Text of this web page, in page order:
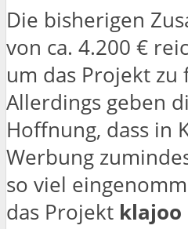
Die bisherigen
von ca. 4.200 €
um das Projekt zu
Allerdings geben
Hoffnung, dass in
Werbung
so viel
das Projekt klajoo